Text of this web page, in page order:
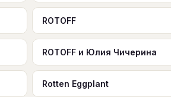
ROTOFF
ROTOFF и Юлия Чичерина
Rotten Eggplant